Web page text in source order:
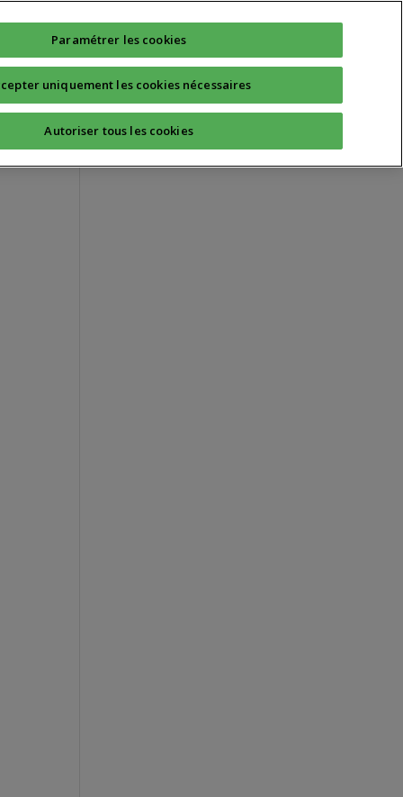
Quotidien Sport Santé
Paramétrer les cookies
uniquement les cookies nécessaires
Autoriser tous les cookies